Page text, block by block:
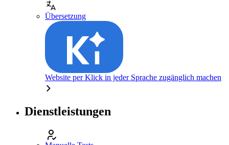
Übersetzung
Website per Klick in jeder Sprache zugänglich machen
Dienstleistungen